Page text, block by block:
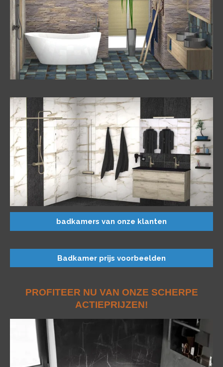
badkamers van onze klanten
Badkamer prijs voorbeelden
PROFITEER NU VAN ONZE SCHERPE
ACTIEPRIJZEN!